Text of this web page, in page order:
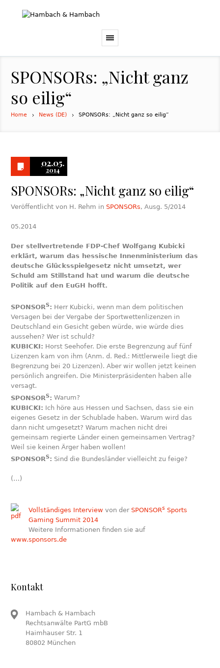
SPONSORs: „Nicht ganz
so eilig“
Home News (DE) SPONSORs: „Nicht ganz so eilig“
02.05.
2014
SPONSORs: „Nicht ganz so eilig“
Veröffentlicht von H. Rehm inSPONSORs, Ausg. 5/2014
05.2014
Der stellvertretende FDP-Chef Wolfgang Kubicki
erklärt, warum das hessische Innenministerium das
deutsche Glücksspielgesetz nicht umsetzt, wer
Schuld am Stillstand hat und warum die deutsche
Politik auf den EuGH hofft.
SPONSORS: Herr Kubicki, wenn man dem politischen
Versagen bei der Vergabe der Sportwettenlizenzen in
Deutschland ein Gesicht geben würde, wie würde dies
aussehen? Wer ist schuld?
KUBICKI: Horst Seehofer. Die erste Begrenzung auf fünf
Lizenzen kam von ihm (Anm. d. Red.: Mittlerweile liegt die
Begrenzung bei 20 Lizenzen). Aber wir wollen jetzt keinen
persönlich angreifen. Die Ministerpräsidenten haben alle
versagt.
SPONSORS: Warum?
KUBICKI: Ich höre aus Hessen und Sachsen, dass sie ein
eigenes Gesetz in der Schublade haben. Warum wird das
dann nicht umgesetzt? Warum machen nicht drei
gemeinsam regierte Länder einen gemeinsamen Vertrag?
Weil sie keinen Ärger haben wollen!
SPONSORS: Sind die Bundesländer vielleicht zu feige?
(…)
Vollständiges Interview von derSPONSORs Sports
Gaming Summit 2014
Weitere Informationen finden sie auf
www.sponsors.de
Kontakt
Hambach & Hambach
Rechtsanwälte PartG mbB
Haimhauser Str. 1
80802 München